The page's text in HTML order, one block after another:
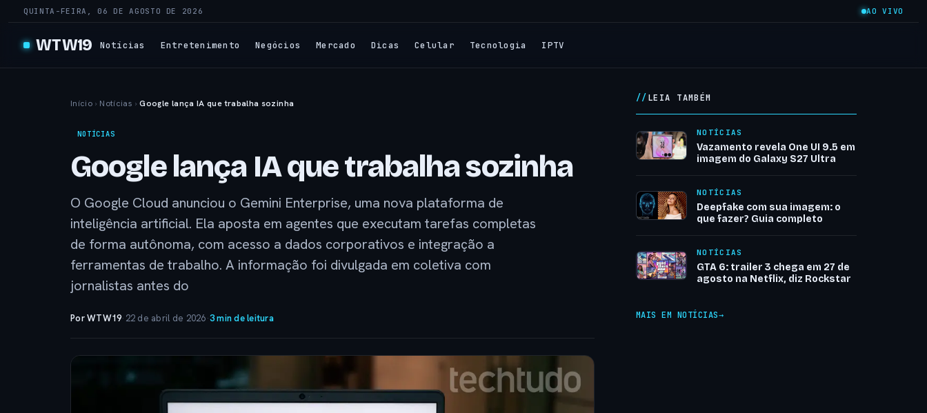
QUINTA-FEIRA, 06 DE AGOSTO DE 2026 AO VIVO
WTW19 Notícias Entretenimento Negócios Mercado Dicas Celular Tecnologia IPTV
Início › Notícias › Google lança IA que trabalha sozinha
NOTÍCIAS
Google lança IA que trabalha sozinha
O Google Cloud anunciou o Gemini Enterprise, uma nova plataforma de
inteligência artificial. Ela aposta em agentes que executam tarefas completas
de forma autônoma, com acesso a dados corporativos e integração a
ferramentas de trabalho. A informação foi divulgada em coletiva com
jornalistas antes do
Por WTW19· 22 de abril de 2026·3 min de leitura
LEIA TAMBÉM
NOTÍCIAS
Vazamento revela One UI 9.5 em
imagem do Galaxy S27 Ultra
NOTÍCIAS
Deepfake com sua imagem: o
que fazer? Guia completo
NOTÍCIAS
GTA 6: trailer 3 chega em 27 de
agosto na Netflix, diz Rockstar
MAIS EM NOTÍCIAS